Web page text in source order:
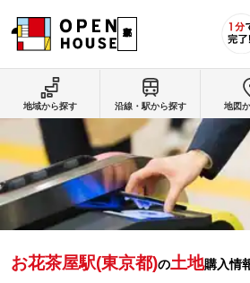
お花茶屋駅(東京都)の土地購入情
地域から探す 沿線・駅から探す 地図